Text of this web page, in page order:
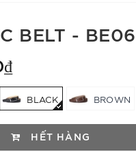
BELT -
BLACK BROWN
HẾT HÀNG